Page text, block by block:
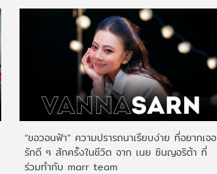
“ขอวอนฟ้า” ความปรารถนาเรียบง่าย ที่อยากเจอ
รักดี ๆ สักครั้งในชีวิต จาก เนย ซินญอริต้า ที่
ร่วมทำกับ marr team